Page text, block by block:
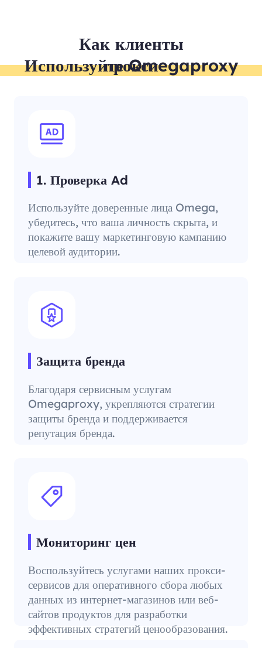
Как клиенты
Используйте Omegaproxy прокси
1. Проверка Ad
Используйте доверенные лица Omega,
убедитесь, что ваша личность скрыта, и
покажите вашу маркетинговую кампанию
целевой аудитории.
Защита бренда
Благодаря сервисным услугам
Omegaproxy, укрепляются стратегии
защиты бренда и поддерживается
репутация бренда.
Мониторинг цен
Воспользуйтесь услугами наших прокси-
сервисов для оперативного сбора любых
данных из интернет-магазинов или веб-
сайтов продуктов для разработки
эффективных стратегий ценообразования.